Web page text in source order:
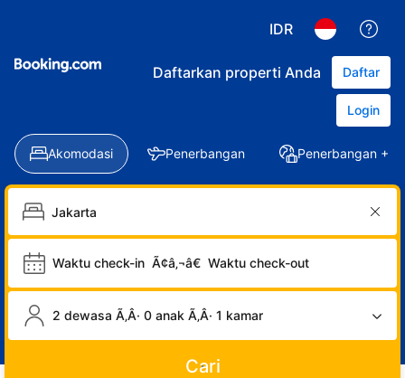
IDR
Daftarkan properti Anda Daftar
Login
Akomodasi Penerbangan Penerbangan +
Waktu check-in Ã¢â‚¬â€ Waktu check-out
2 dewasa Ã‚Â· 0 anak Ã‚Â· 1 kamar
Cari